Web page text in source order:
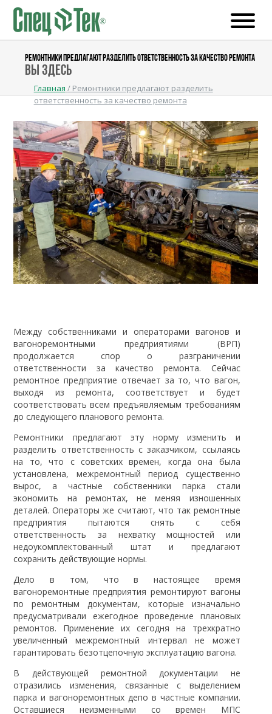
РЕМОНТНИКИ ПРЕДЛАГАЮТ РАЗДЕЛИТЬ ОТВЕТСТВЕННОСТЬ ЗА КАЧЕСТВО РЕМОНТА
Вы здесь
Главная / Ремонтники предлагают разделить
ответственность за качество ремонта
Между собственниками и операторами вагонов и
вагоноремонтными предприятиями (ВРП)
продолжается спор о разграничении
ответственности за качество ремонта. Сейчас
ремонтное предприятие отвечает за то, что вагон,
выходя из ремонта, соответствует и будет
соответствовать всем предъявляемым требованиям
до следующего планового ремонта.
Ремонтники предлагают эту норму изменить и
разделить ответственность с заказчиком, ссылаясь
на то, что с советских времен, когда она была
установлена, межремонтный период существенно
вырос, а частные собственники парка стали
экономить на ремонтах, не меняя изношенных
деталей. Операторы же считают, что так ремонтные
предприятия пытаются снять с себя
ответственность за нехватку мощностей или
недоукомплектованный штат и предлагают
сохранить действующие нормы.
Дело в том, что в настоящее время
вагоноремонтные предприятия ремонтируют вагоны
по ремонтным документам, которые изначально
предусматривали ежегодное проведение плановых
ремонтов. Применение их сегодня на трехкратно
увеличенный межремонтный интервал не может
гарантировать безотцепочную эксплуатацию вагона.
В действующей ремонтной документации не
отразились изменения, связанные с выделением
парка и вагоноремонтных депо в частные компании.
Оставшиеся неизменными со времен МПС